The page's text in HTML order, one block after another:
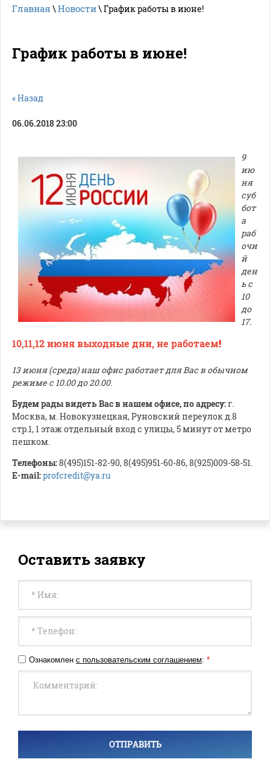
Главная \Новости\ График работы в июне!
График работы в июне!
« Назад
06.06.2018 23:00
9
ию
ня
суб
бот
а
раб
очи
й
ден
ь с
10
до
17.
10,11,12 июня выходные дни, не работаем!
13 июня (среда) наш офис работает для Вас в обычном
режиме с 10.00 до 20.00.
Будем рады видеть Вас в нашем офисе, по адресу:г.
Москва, м. Новокузнецкая, Руновский переулок д.8
стр.1, 1 этаж отдельный вход с улицы, 5 минут от метро
пешком.
Телефоны:8(495)151-82-90, 8(495)951-60-86, 8(925)009-58-51.
E-mail:profcredit@ya.ru
Оставить заявку
Ознакомлен с пользовательским соглашением: *
ОТПРАВИТЬ